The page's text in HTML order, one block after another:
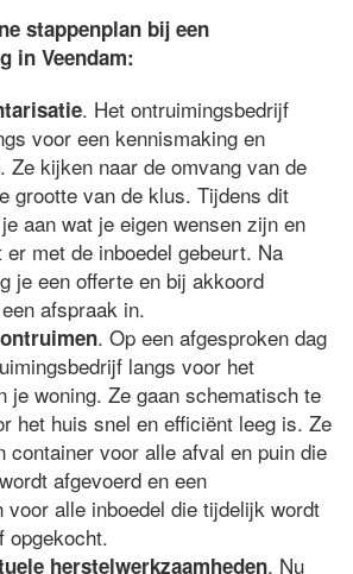
stappenplan bij een
in Veendam:
. Het ontruimingsbedrijf
voor een kennismaking en
Ze kijken naar de omvang van de
grootte van de klus. Tijdens dit
aan wat je eigen wensen zijn en
met de inboedel gebeurt. Na
je een offerte en bij akkoord
afspraak in.
. Op een afgesproken dag
langs voor het
je woning. Ze gaan schematisch te
het huis snel en efficiënt leeg is. Ze
container voor alle afval en puin die
afgevoerd en een
voor alle inboedel die tijdelijk wordt
opgekocht.
herstelwerkzaamheden. Nu